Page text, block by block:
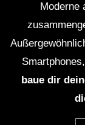
nach der
Reality und
Maß an Nähe
nicht das
Clubabends.
Musikindustrie
virtuelle Events
Moderne
baue dir